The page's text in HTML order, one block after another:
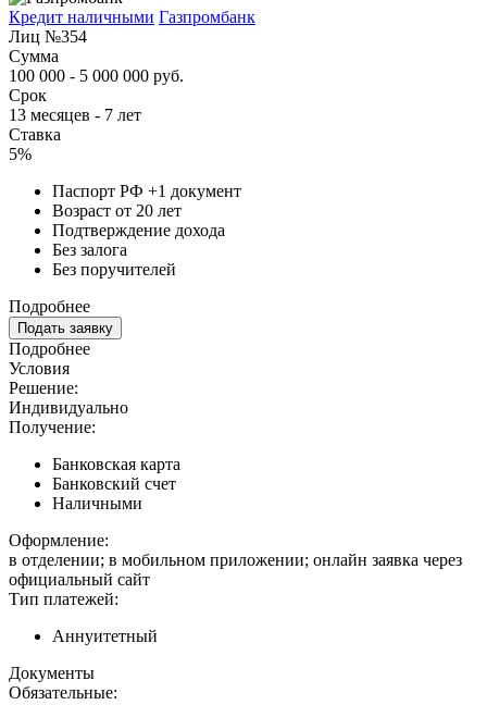
Кредит наличными Газпромбанк
Лиц №354
Сумма
100 000 - 5 000 000 руб.
Срок
13 месяцев - 7 лет
Ставка
5%
Паспорт РФ +1 документ
Возраст от 20 лет
Подтверждение дохода
Без залога
Без поручителей
Подробнее
Подать заявку
Подробнее
Условия
Решение:
Индивидуально
Получение:
Банковская карта
Банковский счет
Наличными
Оформление:
в отделении; в мобильном приложении; онлайн заявка через
официальный сайт
Тип платежей:
Аннуитетный
Документы
Обязательные: